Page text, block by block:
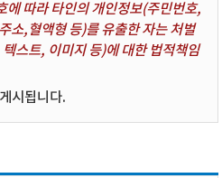
따라 타인의 개인정보(주민번호,
소,혈액형 등)를 유출한 자는 처벌
스트, 이미지 등)에 대한 법적책임
시됩니다.